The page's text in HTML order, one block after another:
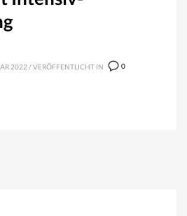
0
2022 /VERÖFFENTLICHT IN